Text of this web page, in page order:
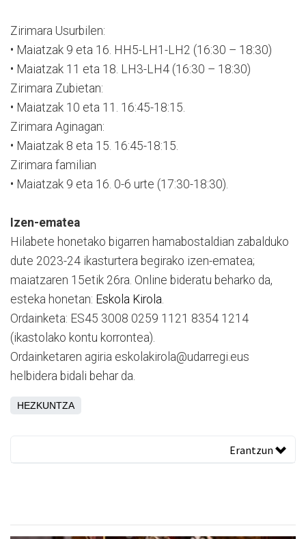
Zirimara Usurbilen:
• Maiatzak 9 eta 16. HH5-LH1-LH2 (16:30 – 18:30)
• Maiatzak 11 eta 18. LH3-LH4 (16:30 – 18:30)
Zirimara Zubietan:
• Maiatzak 10 eta 11. 16:45-18:15.
Zirimara Aginagan:
• Maiatzak 8 eta 15. 16:45-18:15.
Zirimara familian
• Maiatzak 9 eta 16. 0-6 urte (17:30-18:30).
Izen-ematea
Hilabete honetako bigarren hamabostaldian zabalduko
dute 2023-24 ikasturtera begirako izen-ematea;
maiatzaren 15etik 26ra. Online bideratu beharko da,
esteka honetan: Eskola Kirola
Ordainketa: ES45 3008 0259 1121 8354 1214
(ikastolako kontu korrontea).
Ordainketaren agiria eskolakirola@udarregi.eus
helbidera bidali behar da.
HEZKUNTZA
Erantzun